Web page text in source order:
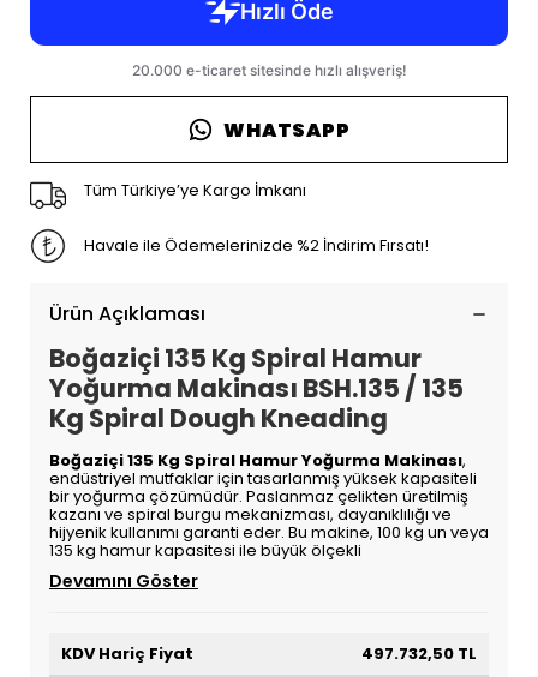
WHATSAPP
Tüm Türkiye’ye Kargo İmkanı
Havale ile Ödemelerinizde %2 İndirim Fırsatı!
Ürün Açıklaması
Boğaziçi 135 Kg Spiral Hamur
Yoğurma Makinası BSH.135 / 135
Kg Spiral Dough Kneading
Boğaziçi 135 Kg Spiral Hamur Yoğurma Makinası,
endüstriyel mutfaklar için tasarlanmış yüksek kapasiteli
bir yoğurma çözümüdür. Paslanmaz çelikten üretilmiş
kazanı ve spiral burgu mekanizması, dayanıklılığı ve
hijyenik kullanımı garanti eder. Bu makine, 100 kg un veya
135 kg hamur kapasitesi ile büyük ölçekli
Devamını Göster
KDV Hariç Fiyat
497.732,50 TL